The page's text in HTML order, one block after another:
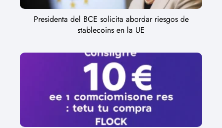
Presidenta del BCE solicita abordar riesgos de
stablecoins en la UE